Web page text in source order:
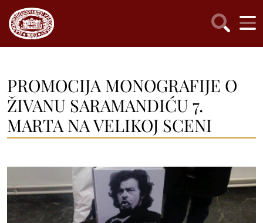
PROMOCIJA MONOGRAFIJE O
ŽIVANU SARAMANDIĆU 7.
MARTA NA VELIKOJ SCENI